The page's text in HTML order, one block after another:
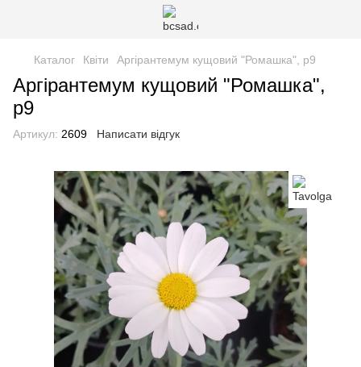
Каталог Квіти Аргірантемум кущовий "Ромашка", р9
Аргірантемум кущовий "Ромашка",
р9
Артикул: 2609 Написати відгук